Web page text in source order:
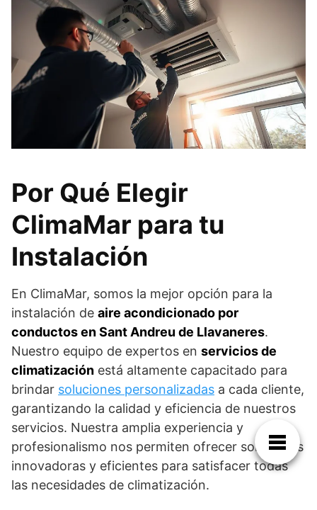
Por Qué Elegir
ClimaMar para tu
Instalación
En ClimaMar, somos la mejor opción para la
instalación de aire acondicionado por
conductos en Sant Andreu de Llavaneres.
Nuestro equipo de expertos en servicios de
climatización está altamente capacitado para
brindar soluciones personalizadas a cada cliente,
garantizando la calidad y eficiencia de nuestros
servicios. Nuestra amplia experiencia y
profesionalismo nos permiten ofrecer soluciones
innovadoras y eficientes para satisfacer todas
las necesidades de climatización.